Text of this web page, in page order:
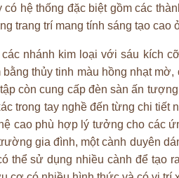
có hệ thống đặc biệt gồm các
trang trí mang tính sáng tạo cao
nhánh kim loại với sáu kích
thủy tinh màu hồng nhạt
còn cung cấp đèn sàn ấn
trong tay nghề đến từng chi tiết
cao phù hợp lý tưởng cho các
gia đình, một cành duyên
thể sử dụng nhiều cành để tạo